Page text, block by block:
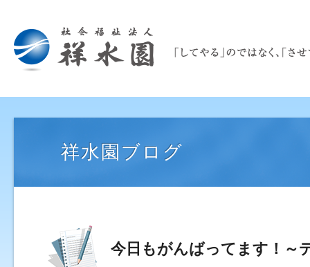
祥水園ブログ
今日もがんばってます！～